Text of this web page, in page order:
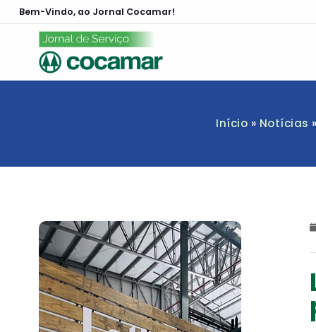
Bem-Vindo, ao Jornal Cocamar!
Início » Notícias »